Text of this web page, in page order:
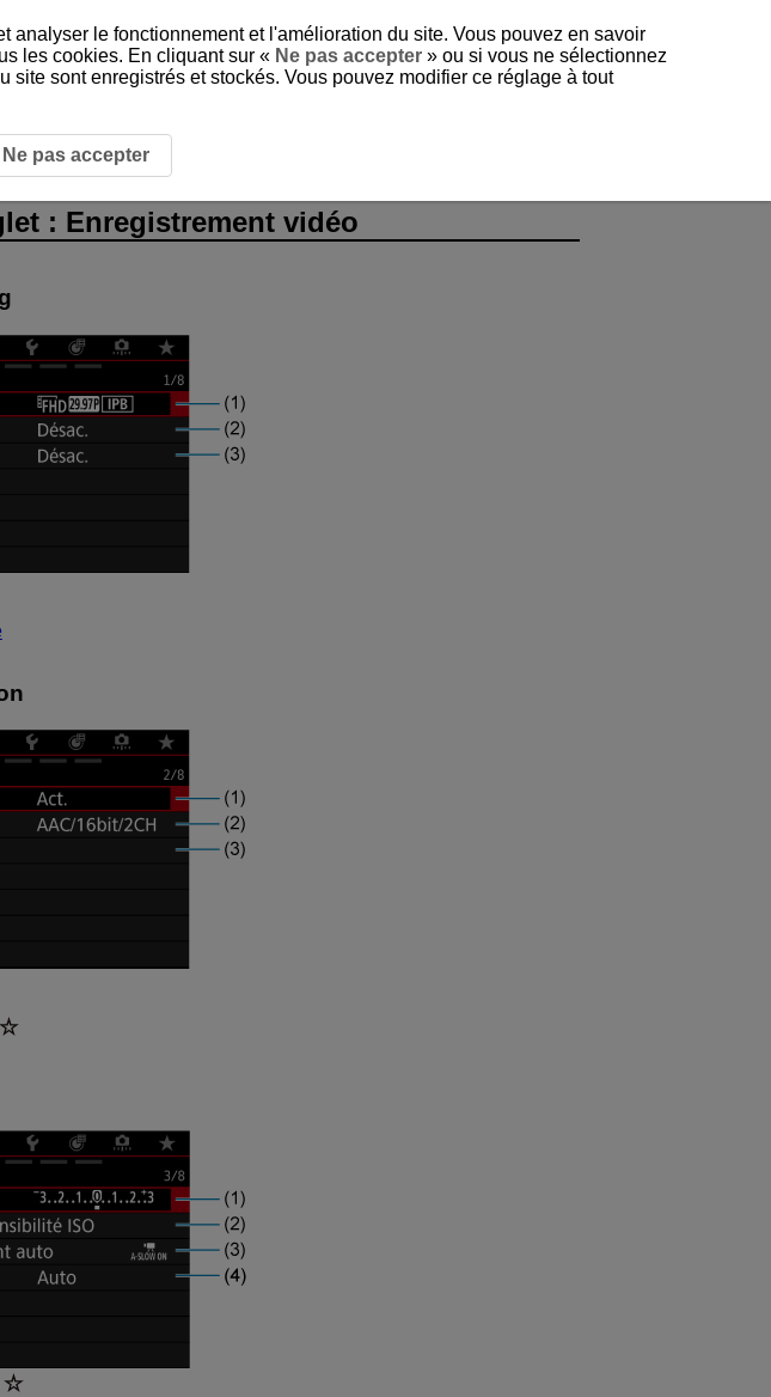
: Enregistrement vidéo
le fonctionnement et l'amélioration du site. Vous pouvez en savoir
les cookies. En cliquant sur « Ne pas accepter » ou si vous ne sélectionnez
sont enregistrés et stockés. Vous pouvez modifier ce réglage à tout
Ne pas accepter